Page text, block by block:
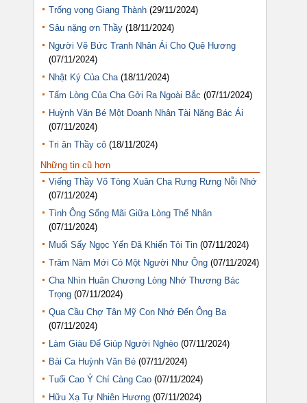
Trống vọng Giang Thành (29/11/2024)
Sâu nặng ơn Thầy (18/11/2024)
Người Vẽ Bức Tranh Nhân Ái Cho Quê Hương
(07/11/2024)
Nhật Ký Của Cha (18/11/2024)
Tấm Lòng Của Cha Gởi Ra Ngoài Bắc (07/11/2024)
Huỳnh Văn Bé Một Doanh Nhân Tài Năng Bác Ái
(07/11/2024)
Tri ân Thầy cô (18/11/2024)
Những tin cũ hơn
Viếng Thầy Võ Tòng Xuân Cha Rưng Rưng Nỗi Nhớ
(07/11/2024)
Tình Ông Sống Mãi Giữa Lòng Thế Nhân
(07/11/2024)
Muối Sấy Ngọc Yến Đã Khiến Tôi Tin (07/11/2024)
Trăm Năm Mới Có Một Người Như Ông (07/11/2024)
Cha Nhìn Huân Chương Lòng Nhớ Thương Bác
Trọng (07/11/2024)
Qua Cầu Chợ Tân Mỹ Con Nhớ Đến Ông Ba
(07/11/2024)
Làm Giàu Để Giúp Người Nghèo (07/11/2024)
Bài Ca Huỳnh Văn Bé (07/11/2024)
Tuổi Cao Ý Chí Càng Cao (07/11/2024)
Hữu Xạ Tự Nhiên Hương (07/11/2024)